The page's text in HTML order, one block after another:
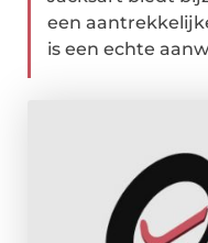
een
is een echte